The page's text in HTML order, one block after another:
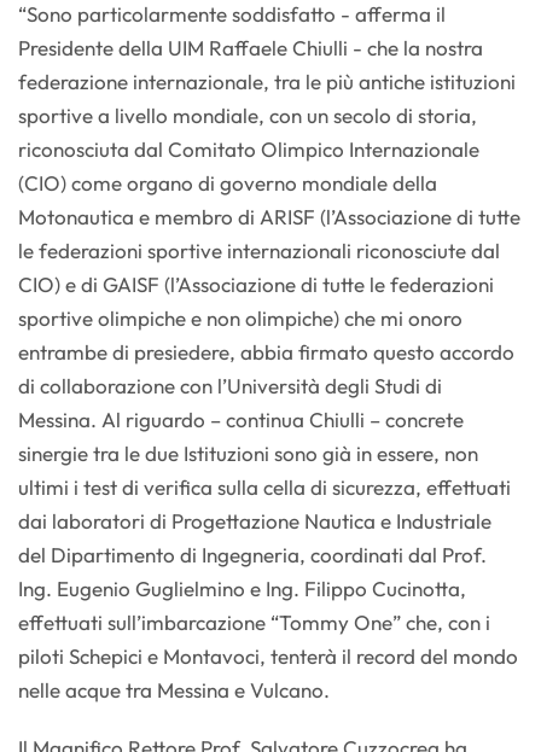
“Sono particolarmente soddisfatto - afferma il
Presidente della UIM Raffaele Chiulli - che la nostra
federazione internazionale, tra le più antiche istituzioni
sportive a livello mondiale, con un secolo di storia,
riconosciuta dal Comitato Olimpico Internazionale
(CIO) come organo di governo mondiale della
Motonautica e membro di ARISF (l’Associazione di tutte
le federazioni sportive internazionali riconosciute dal
CIO) e di GAISF (l’Associazione di tutte le federazioni
sportive olimpiche e non olimpiche) che mi onoro
entrambe di presiedere, abbia firmato questo accordo
di collaborazione con l’Università degli Studi di
Messina. Al riguardo – continua Chiulli – concrete
sinergie tra le due Istituzioni sono già in essere, non
ultimi i test di verifica sulla cella di sicurezza, effettuati
dai laboratori di Progettazione Nautica e Industriale
del Dipartimento di Ingegneria, coordinati dal Prof.
Ing. Eugenio Guglielmino e Ing. Filippo Cucinotta,
effettuati sull’imbarcazione “Tommy One” che, con i
piloti Schepici e Montavoci, tenterà il record del mondo
nelle acque tra Messina e Vulcano.